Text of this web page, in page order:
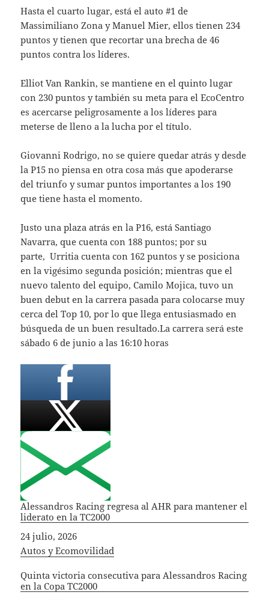
Hasta el cuarto lugar, está el auto #1 de
Massimiliano Zona y Manuel Mier, ellos tienen 234
puntos y tienen que recortar una brecha de 46
puntos contra los líderes.
Elliot Van Rankin, se mantiene en el quinto lugar
con 230 puntos y también su meta para el EcoCentro
es acercarse peligrosamente a los líderes para
meterse de lleno a la lucha por el título.
Giovanni Rodrigo, no se quiere quedar atrás y desde
la P15 no piensa en otra cosa más que apoderarse
del triunfo y sumar puntos importantes a los 190
que tiene hasta el momento.
Justo una plaza atrás en la P16, está Santiago
Navarra, que cuenta con 188 puntos; por su
parte, Urritia cuenta con 162 puntos y se posiciona
en la vigésimo segunda posición; mientras que el
nuevo talento del equipo, Camilo Mojica, tuvo un
buen debut en la carrera pasada para colocarse muy
cerca del Top 10, por lo que llega entusiasmado en
búsqueda de un buen resultado.La carrera será este
sábado 6 de junio a las 16:10 horas
Alessandros Racing regresa al AHR para mantener el
liderato en la TC2000
Fecha
24 julio, 2026
In relation to
Autos y Ecomovilidad
Quinta victoria consecutiva para Alessandros Racing
en la Copa TC2000